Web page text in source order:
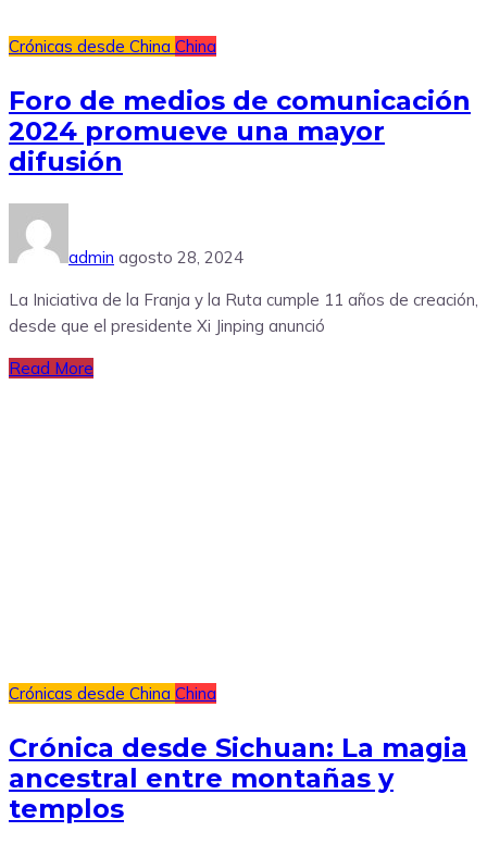
Crónicas desde China China
Foro de medios de comunicación
2024 promueve una mayor
difusión
admin agosto 28, 2024
La Iniciativa de la Franja y la Ruta cumple 11 años de creación,
desde que el presidente Xi Jinping anunció
Read More
Crónicas desde China China
Crónica desde Sichuan: La magia
ancestral entre montañas y
templos